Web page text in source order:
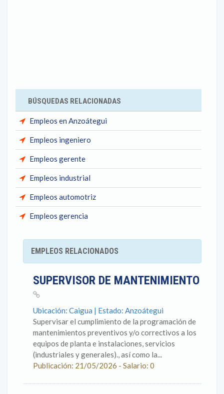
BÚSQUEDAS RELACIONADAS
Empleos en Anzoátegui
Empleos ingeniero
Empleos gerente
Empleos industrial
Empleos automotriz
Empleos gerencia
EMPLEOS RELACIONADOS
SUPERVISOR DE MANTENIMIENTO
Ubicación: Caigua | Estado: Anzoátegui
Supervisar el cumplimiento de la programación de
mantenimientos preventivos y/o correctivos a los
equipos de planta e instalaciones, servicios
(industriales y generales)., así como la...
Publicación: 21/05/2026 - Salario: 0